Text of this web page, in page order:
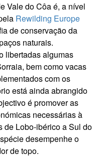
Vale do Côa é, a nível
Rewilding Europe
de conservação da
naturais.
libertadas algumas
bem como vacas
com os
está ainda abrangido
é promover as
necessárias à
de Lobo-ibérico a Sul do
desempenhe o
de topo.